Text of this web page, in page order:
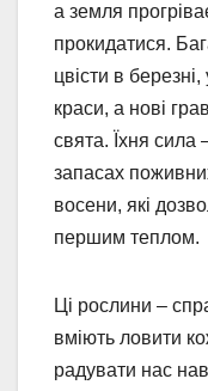
а земля
прокидатися.
цвісти в березні,
краси, а нові
свята. Їхня сила
запасах
восени, які
першим теплом.
Ці рослини –
вміють ловити
радувати нас